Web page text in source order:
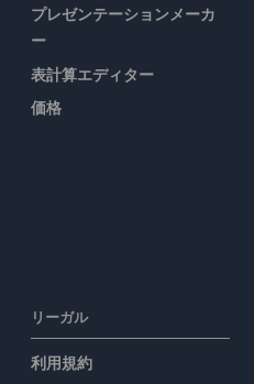
プレゼンテーションメーカ
ー
表計算エディター
価格
リーガル
利用規約